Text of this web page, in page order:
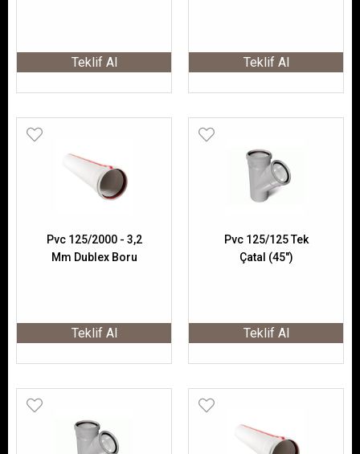
Teklif Al Teklif Al
Pvc 125/2000 - 3,2
Mm Dublex Boru
Teklif Al
Pvc 125/125 Tek
Çatal (45")
Teklif Al